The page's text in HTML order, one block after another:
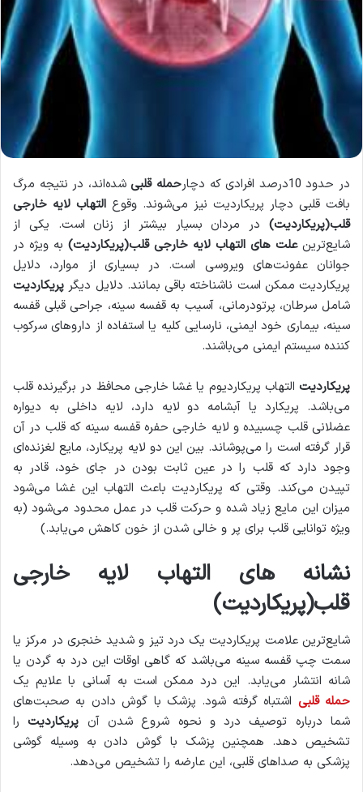
در حدود 10درصد افرادی که دچار حمله قلبیشده‌اند، در نتیجه مرگ
بافت قلبی دچار پریکاردیت نیز می‌شوند. وقوع التهاب لایه خارجی
قلب(پریکاردیت) در مردان بسیار بیشتر از زنان است. یکی از
شایع‌ترینعلت های التهاب لایه خارجی قلب(پریکاردیت) به ویژه در
جوانان عفونت‌های ویروسی است. در بسیاری از موارد، دلایل
پریکاردیت ممکن است ناشناخته باقی بمانند. دلایل دیگر پریکاردیت
شامل سرطان، پرتودرمانی، آسیب به قفسه سینه، جراحی قبلی قفسه
سینه، بیماری خود ایمنی، نارسایی کلیه یا استفاده از داروهای سرکوب
کننده سیستم ایمنی می‌باشند.
پریکاردیت التهاب پریکاردیوم یا غشا خارجی محافظ در برگیرنده قلب
می‌باشد. پریکارد یا آبشامه دو لایه دارد، لایه داخلی به دیواره
عضلانی قلب چسبیده و لایه خارجی حفره قفسه سینه‌ که قلب در آن
قرار گرفته است را می‌پوشاند. بین این دو لایه پریکارد، مایع لغزنده‌ای
وجود دارد که قلب را در عین ثابت بودن در جای خود، قادر به
تپیدن می‌کند. وقتی که پریکاردیت باعث التهاب این غشا می‌شود
میزان این مایع زیاد شده و حرکت قلب در عمل محدود می‌شود (به
ویژه توانایی قلب برای پر و خالی شدن از خون کاهش می‌یابد.)
نشانه هایالتهاب لایه خارجی
قلب(پریکاردیت)
شایع‌ترین علامت پریکاردیت یک درد تیز و شدید خنجری در مرکز یا
سمت چپ قفسه سینه می‌باشد که گاهی اوقات این درد به گردن یا
شانه انتشار می‌یابد. این درد ممکن است به آسانی با علایم یک
حمله قلبی اشتباه گرفته ‌شود. پزشک با گوش دادن به صحبت‌های
شما درباره توصیف درد و نحوه شروع شدن آن پریکاردیترا
تشخیص دهد. همچنین پزشک با گوش دادن به وسیله گوشی
پزشکی به صداهای قلبی، این عارضه را تشخیص می‌دهد.